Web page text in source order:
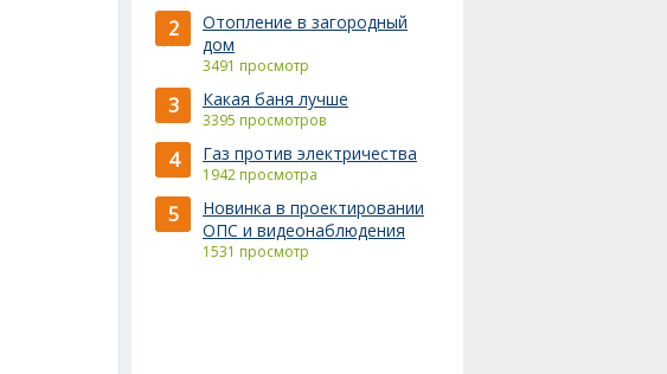
2
Отопление в загородный
дом
3491 просмотр
3 Какая баня лучше
3395 просмотров
4 Газ против электричества
1942 просмотра
5
Новинка в проектировании
ОПС и видеонаблюдения
1531 просмотр